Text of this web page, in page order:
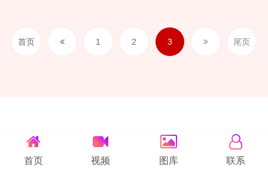
首页 1 2 3 尾页
首页 视频 图库 联系